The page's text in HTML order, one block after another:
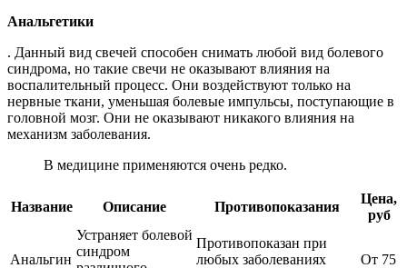
Анальгетики
. Данный вид свечей способен снимать любой вид болевого
синдрома, но такие свечи не оказывают влияния на
воспалительный процесс. Они воздействуют только на
нервные ткани, уменьшая болевые импульсы, поступающие в
головной мозг. Они не оказывают никакого влияния на
механизм заболевания.
В медицине применяются очень редко.
Название Описание Противопоказания
Цена,
руб
Анальгин
Устраняет болевой
синдром
Противопоказан при
любых заболеваниях
От 75